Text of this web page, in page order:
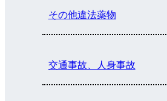
その他違法薬物
交通事故、人身事故